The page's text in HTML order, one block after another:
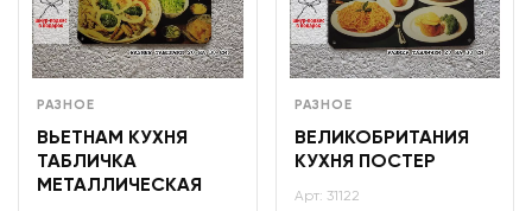
РАЗНОЕ
ВЬЕТНАМ КУХНЯ
ТАБЛИЧКА
МЕТАЛЛИЧЕСКАЯ
РАЗНОЕ
ВЕЛИКОБРИТАНИЯ
КУХНЯ ПОСТЕР
Арт: 31122